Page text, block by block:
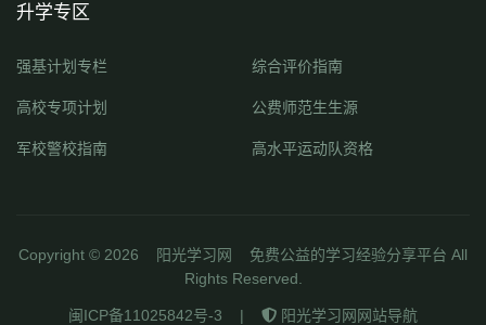
升学专区
强基计划专栏 综合评价指南
高校专项计划 公费师范生生源
军校警校指南 高水平运动队资格
Copyright © 2026 阳光学习网
免费公益的学习经验分享平台 All
Rights Reserved.
闽ICP备11025842号-3 | 阳光学习网网站导航